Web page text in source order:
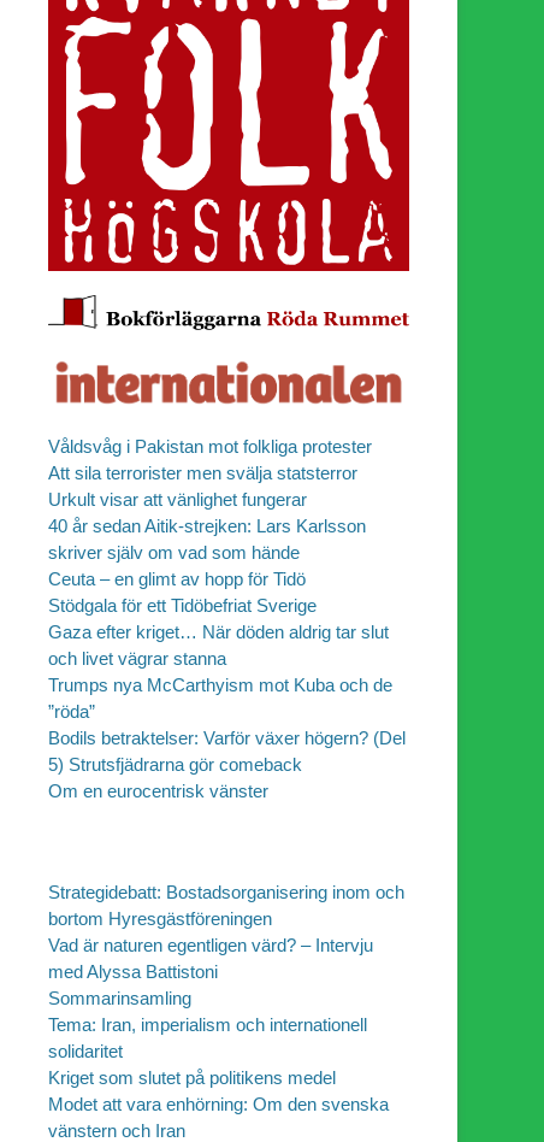
Våldsvåg i Pakistan mot folkliga protester
Att sila terrorister men svälja statsterror
Urkult visar att vänlighet fungerar
40 år sedan Aitik-strejken: Lars Karlsson
skriver själv om vad som hände
Ceuta – en glimt av hopp för Tidö
Stödgala för ett Tidöbefriat Sverige
Gaza efter kriget… När döden aldrig tar slut
och livet vägrar stanna
Trumps nya McCarthyism mot Kuba och de
”röda”
Bodils betraktelser: Varför växer högern? (Del
5) Strutsfjädrarna gör comeback
Om en eurocentrisk vänster
Strategidebatt: Bostadsorganisering inom och
bortom Hyresgästföreningen
Vad är naturen egentligen värd? – Intervju
med Alyssa Battistoni
Sommarinsamling
Tema: Iran, imperialism och internationell
solidaritet
Kriget som slutet på politikens medel
Modet att vara enhörning: Om den svenska
vänstern och Iran